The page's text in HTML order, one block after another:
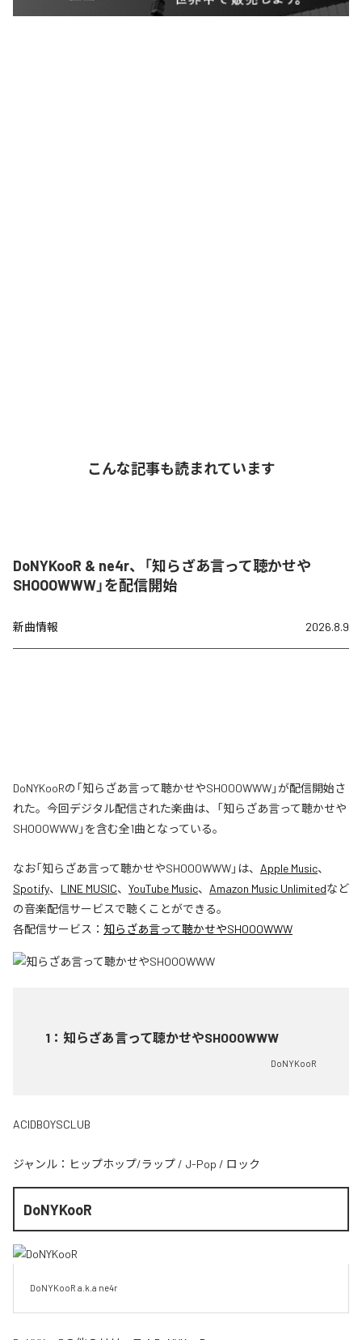
こんな記事も読まれています
DoNYKooR & ne4r、「知らざあ言って聴かせや
SHOOOWWW」を配信開始
新曲情報 2026.8.9
DoNYKooRの「知らざあ言って聴かせやSHOOOWWW」が配信開始さ
れた。今回デジタル配信された楽曲は、「知らざあ言って聴かせや
SHOOOWWW」を含む全1曲となっている。
なお「知らざあ言って聴かせやSHOOOWWW」は、 Apple Music、
Spotify、 LINE MUSIC、 YouTube Music、 Amazon Music Unlimitedなど
の音楽配信サービスで聴くことができる。
各配信サービス： 知らざあ言って聴かせやSHOOOWWW
1 ： 知らざあ言って聴かせやSHOOOWWW
DoNYKooR
ACIDBOYSCLUB
ジャンル： ヒップホップ/ラップ / J-Pop / ロック
DoNYKooR
DoNYKooR a.k.a ne4r